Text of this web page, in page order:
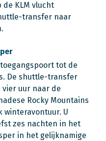
KLM vlucht
transfer naar
tot de
De shuttle-transfer
uur naar de
Rocky Mountains
winteravontuur. U
zes nachten in het
in het gelijknamige